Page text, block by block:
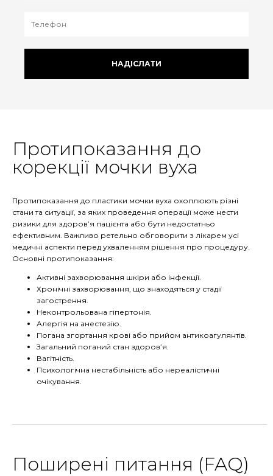
НАДІСЛАТИ
Протипоказання до
корекції мочки вуха
Протипоказання до пластики мочки вуха охоплюють різні
стани та ситуації, за яких проведення операції може нести
ризики для здоров’я пацієнта або бути недостатньо
ефективним. Важливо ретельно обговорити з лікарем усі
медичні аспекти перед ухваленням рішення про процедуру.
Основні протипоказання:
Активні захворювання шкіри або інфекції.
Хронічні захворювання, що знаходяться у стадії
загострення.
Неконтрольована гіпертонія.
Алергія на анестезію.
Погана згортання крові або прийом антикоагулянтів.
Загальний поганий стан здоров’я.
Вагітність.
Психологічна нестабільність або нереалістичні
очікування.
Поширені питання (FAQ)